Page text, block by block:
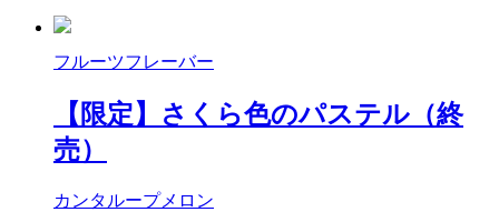
フルーツフレーバー
【限定】さくら色のパステル（終
売）
カンタループメロン